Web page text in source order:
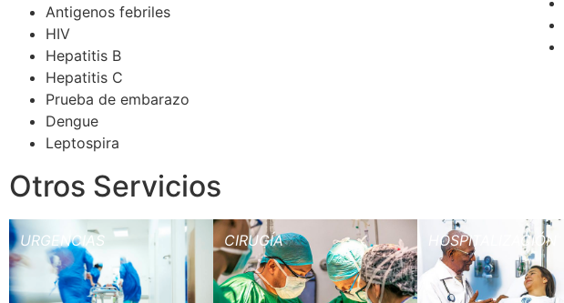
Antigenos febriles
HIV
Hepatitis B
Hepatitis C
Prueba de embarazo
Dengue
Leptospira
Otros Servicios
URGENCIAS CIRUGÍA HOSPITALIZACIÓN